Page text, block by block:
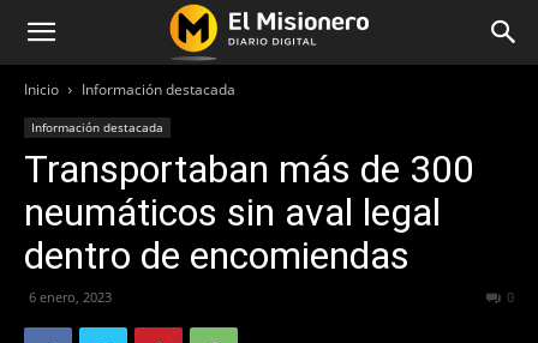
Inicio Información destacada
Información destacada
Transportaban más de 300
neumáticos sin aval legal
dentro de encomiendas
6 enero, 2023 0